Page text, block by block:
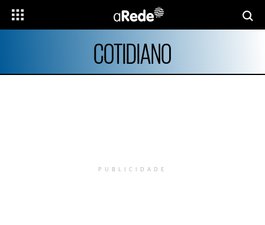
COTIDIANO
PUBLICIDADE